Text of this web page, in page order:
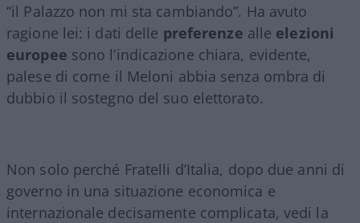
“il Palazzo non mi sta cambiando”. Ha avuto
ragione lei: i dati delle preferenze alle elezioni
europee sono l’indicazione chiara, evidente,
palese di come il Meloni abbia senza ombra di
dubbio il sostegno del suo elettorato.
Non solo perché Fratelli d’Italia, dopo due anni di
governo in una situazione economica e
internazionale decisamente complicata, vedi la